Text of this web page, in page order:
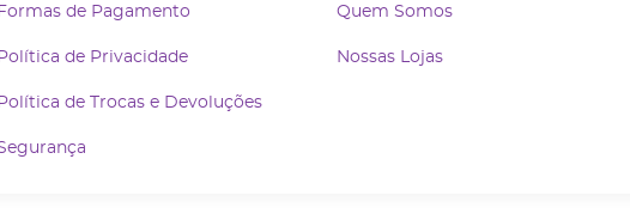
Formas de Pagamento
Política de Privacidade
Política de Trocas e Devoluções
Quem Somos
Nossas Lojas